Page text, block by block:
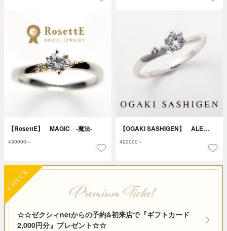
【RosettE】 MAGIC -魔法-
430000～
【OGAKI SASHIGEN】 ALE…
420000～
☆☆ゼクシィnetからの予約&初来店で『ギフトカード
2,000円分』プレゼント☆☆